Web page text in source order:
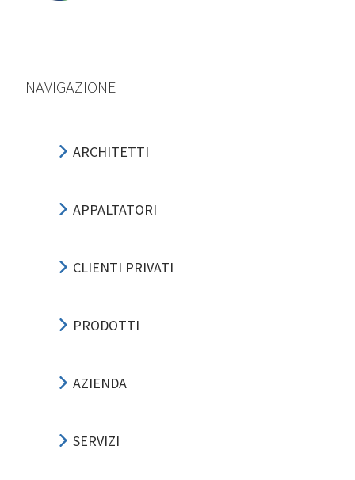
NAVIGAZIONE
ARCHITETTI
APPALTATORI
CLIENTI PRIVATI
PRODOTTI
AZIENDA
SERVIZI